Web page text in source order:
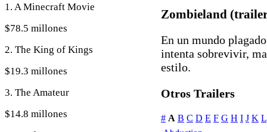
1. A Minecraft Movie
$78.5 millones
2. The King of Kings
$19.3 millones
3. The Amateur
$14.8 millones
Zombieland
En un mundo
intenta sobrevivir,
estilo.
Otros Trailers
# A B C D E F G H I J K L